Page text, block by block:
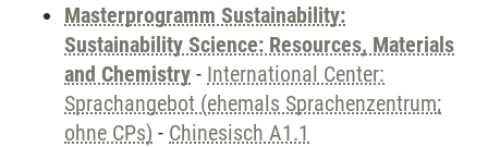
Masterprogramm Sustainability:
Sustainability Science: Resources, Materials
and Chemistry - International Center:
Sprachangebot (ehemals Sprachenzentrum;
ohne CPs) - Chinesisch A1.1